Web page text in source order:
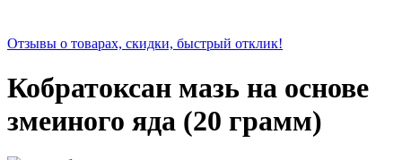
Отзывы о товарах, скидки, быстрый отклик!
Кобратоксан мазь на основе
змеиного яда (20 грамм)